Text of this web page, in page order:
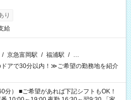
り
給
/ 京急富岡駅 / 福浦駅 / …
アで30分以内！≫ご希望の勤務地を紹介
フトもOK！